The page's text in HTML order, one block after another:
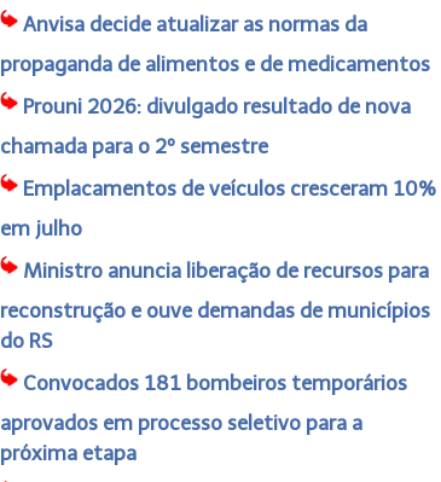
Anvisa decide atualizar as normas da
propaganda de alimentos e de medicamentos
Prouni 2026: divulgado resultado de nova
chamada para o 2º semestre
Emplacamentos de veículos cresceram 10%
em julho
Ministro anuncia liberação de recursos para
reconstrução e ouve demandas de municípios
do RS
Convocados 181 bombeiros temporários
aprovados em processo seletivo para a
próxima etapa